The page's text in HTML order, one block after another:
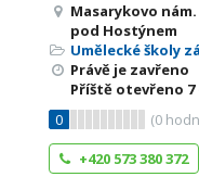
Masarykovo nám.
pod Hostýnem
Umělecké školy
Právě je zavřeno
Příště otevřeno 7
0
(0
+420 573 380 372